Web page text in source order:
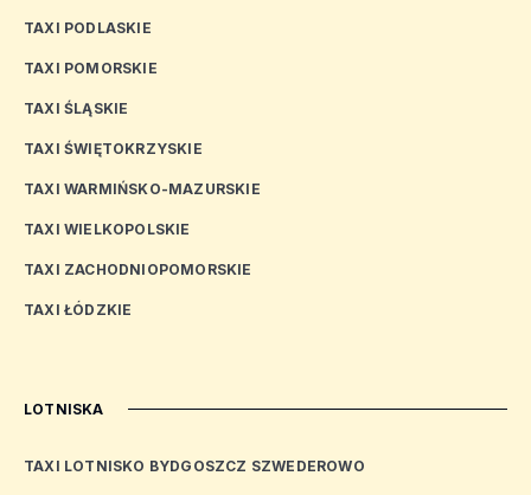
TAXI PODLASKIE
TAXI POMORSKIE
TAXI ŚLĄSKIE
TAXI ŚWIĘTOKRZYSKIE
TAXI WARMIŃSKO-MAZURSKIE
TAXI WIELKOPOLSKIE
TAXI ZACHODNIOPOMORSKIE
TAXI ŁÓDZKIE
LOTNISKA
TAXI LOTNISKO BYDGOSZCZ SZWEDEROWO